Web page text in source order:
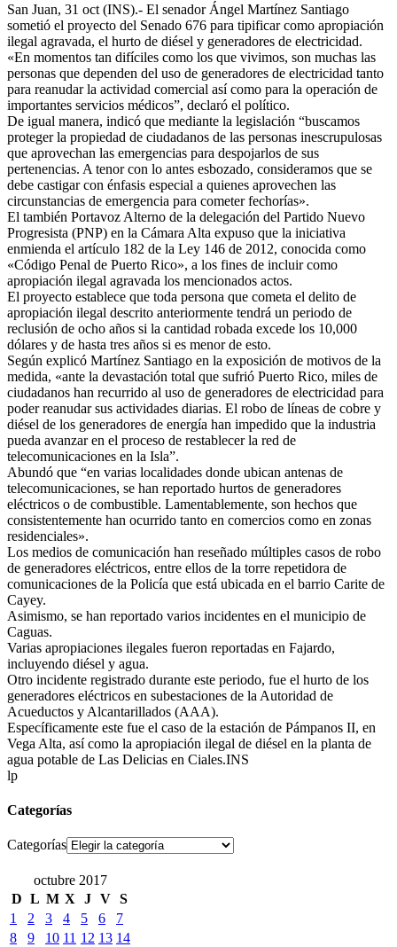
San Juan, 31 oct (INS).- El senador Ángel Martínez Santiago
sometió el proyecto del Senado 676 para tipificar como apropiación
ilegal agravada, el hurto de diésel y generadores de electricidad.
«En momentos tan difíciles como los que vivimos, son muchas las
personas que dependen del uso de generadores de electricidad tanto
para reanudar la actividad comercial así como para la operación de
importantes servicios médicos”, declaró el político.
De igual manera, indicó que mediante la legislación “buscamos
proteger la propiedad de ciudadanos de las personas inescrupulosas
que aprovechan las emergencias para despojarlos de sus
pertenencias. A tenor con lo antes esbozado, consideramos que se
debe castigar con énfasis especial a quienes aprovechen las
circunstancias de emergencia para cometer fechorías».
El también Portavoz Alterno de la delegación del Partido Nuevo
Progresista (PNP) en la Cámara Alta expuso que la iniciativa
enmienda el artículo 182 de la Ley 146 de 2012, conocida como
«Código Penal de Puerto Rico», a los fines de incluir como
apropiación ilegal agravada los mencionados actos.
El proyecto establece que toda persona que cometa el delito de
apropiación ilegal descrito anteriormente tendrá un periodo de
reclusión de ocho años si la cantidad robada excede los 10,000
dólares y de hasta tres años si es menor de esto.
Según explicó Martínez Santiago en la exposición de motivos de la
medida, «ante la devastación total que sufrió Puerto Rico, miles de
ciudadanos han recurrido al uso de generadores de electricidad para
poder reanudar sus actividades diarias. El robo de líneas de cobre y
diésel de los generadores de energía han impedido que la industria
pueda avanzar en el proceso de restablecer la red de
telecomunicaciones en la Isla”.
Abundó que “en varias localidades donde ubican antenas de
telecomunicaciones, se han reportado hurtos de generadores
eléctricos o de combustible. Lamentablemente, son hechos que
consistentemente han ocurrido tanto en comercios como en zonas
residenciales».
Los medios de comunicación han reseñado múltiples casos de robo
de generadores eléctricos, entre ellos de la torre repetidora de
comunicaciones de la Policía que está ubicada en el barrio Carite de
Cayey.
Asimismo, se han reportado varios incidentes en el municipio de
Caguas.
Varias apropiaciones ilegales fueron reportadas en Fajardo,
incluyendo diésel y agua.
Otro incidente registrado durante este periodo, fue el hurto de los
generadores eléctricos en subestaciones de la Autoridad de
Acueductos y Alcantarillados (AAA).
Específicamente este fue el caso de la estación de Pámpanos II, en
Vega Alta, así como la apropiación ilegal de diésel en la planta de
agua potable de Las Delicias en Ciales.INS
lp
Categorías
Categorías
octubre 2017
D L M X J V S
1
2 3 4 5 6
7
8
9 10 11 12 13 14